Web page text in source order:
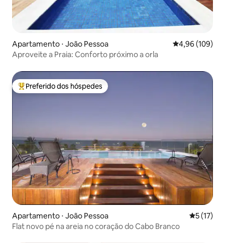
Apartamento ⋅ João Pessoa 4,96 de uma
4,96 (109)
Aproveite a Praia: Conforto próximo a orla
Entre os melhores preferidos dos hóspedes
Preferido dos hóspedes
Apartamento ⋅ João Pessoa 5 de uma
5 (17)
Flat novo pé na areia no coração do Cabo Branco